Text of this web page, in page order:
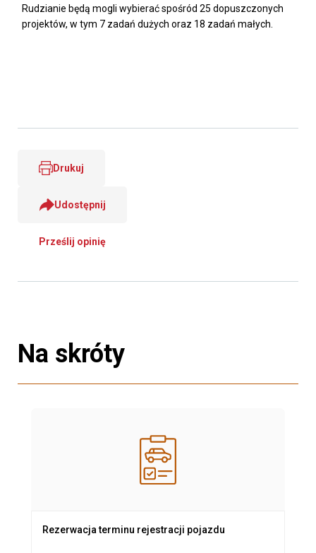
Rudzianie będą mogli wybierać spośród 25 dopuszczonych
projektów, w tym 7 zadań dużych oraz 18 zadań małych.
Drukuj
Udostępnij
Prześlij opinię
Na skróty
Rezerwacja terminu rejestracji pojazdu